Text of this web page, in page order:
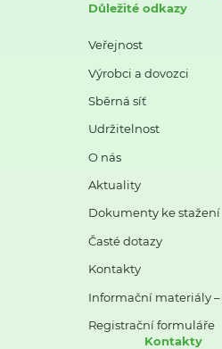
Důležité odkazy
Veřejnost
Výrobci a dovozci
Sběrná síť
Udržitelnost
O nás
Aktuality
Dokumenty ke stažení
Časté dotazy
Kontakty
Informační materiály
Registrační formuláře
Kontakty